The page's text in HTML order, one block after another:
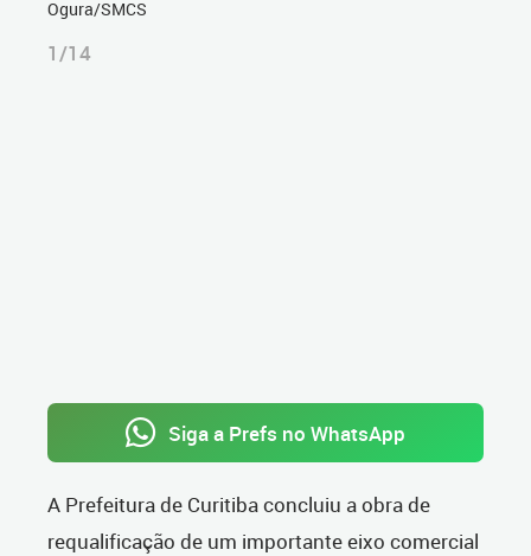
Ogura/SMCS
1/14
Siga a Prefs no WhatsApp
A Prefeitura de Curitiba concluiu a obra de
requalificação de um importante eixo comercial